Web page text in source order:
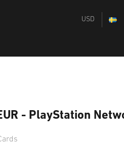
USD
- PlayStation